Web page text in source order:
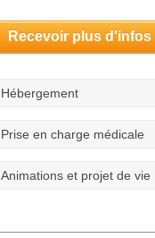
Recevoir plus d'infos
Hébergement
Prise en charge médicale
Animations et projet de vie